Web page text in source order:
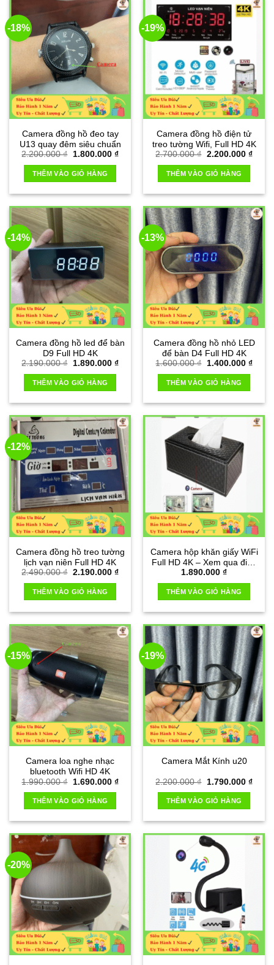
-18%
Camera đồng hồ đeo tay
U13 quay đêm siêu chuẩn
2.200.000₫
Giá
là:
2.200.000 ₫.
1.800.000 ₫Giá
THÊM VÀO GIỎ HÀNG
-19%
Camera đồng hồ điện tử
treo tường Wifi, Full HD 4K
2.700.000₫ Giá
là:
2.700.000 ₫.
2.200.000 ₫Giá
THÊM VÀO GIỎ HÀNG
-14%
Camera đồng hồ led để bàn
D9 Full HD 4K
2.190.000₫
Giá
là:
2.190.000 ₫.
1.890.000 ₫Giá
THÊM VÀO GIỎ HÀNG
-13%
Camera đồng hồ nhỏ LED
để bàn D4 Full HD 4K
1.600.000₫
Giá
là:
1.600.000 ₫.
1.400.000 ₫Giá
THÊM VÀO GIỎ HÀNG
-12%
Camera đồng hồ treo tường
lịch vạn niên Full HD 4K
2.490.000₫ Giá
là:
2.490.000 ₫.
2.190.000 ₫Giá
THÊM VÀO GIỎ HÀNG
Camera hộp khăn giấy WiFi
Full HD 4K – Xem qua điện
thoại
1.890.000 ₫
THÊM VÀO GIỎ HÀNG
-15%
Camera loa nghe nhạc
bluetooth Wifi HD 4K
1.990.000₫
Giá
là:
1.990.000 ₫.
1.690.000 ₫Giá
THÊM VÀO GIỎ HÀNG
-19%
Camera Mắt Kính u20
2.200.000₫
Giá
là:
2.200.000 ₫.
1.790.000 ₫Giá
THÊM VÀO GIỎ HÀNG
-20%